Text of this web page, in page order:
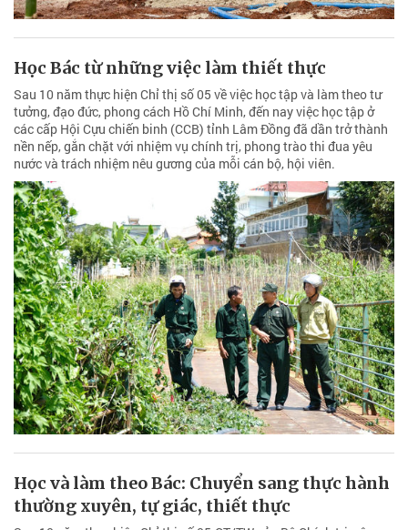
Học Bác từ những việc làm thiết thực
Sau 10 năm thực hiện Chỉ thị số 05 về việc học tập và làm theo tư
tưởng, đạo đức, phong cách Hồ Chí Minh, đến nay việc học tập ở
các cấp Hội Cựu chiến binh (CCB) tỉnh Lâm Đồng đã dần trở thành
nền nếp, gắn chặt với nhiệm vụ chính trị, phong trào thi đua yêu
nước và trách nhiệm nêu gương của mỗi cán bộ, hội viên.
Học và làm theo Bác: Chuyển sang thực hành
thường xuyên, tự giác, thiết thực